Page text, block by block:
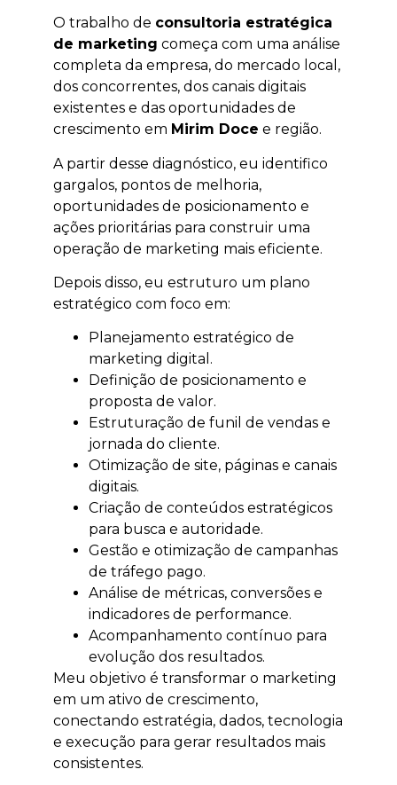
O trabalho de consultoria estratégica
de marketing começa com uma análise
completa da empresa, do mercado local,
dos concorrentes, dos canais digitais
existentes e das oportunidades de
crescimento em Mirim Doce e região.
A partir desse diagnóstico, eu identifico
gargalos, pontos de melhoria,
oportunidades de posicionamento e
ações prioritárias para construir uma
operação de marketing mais eficiente.
Depois disso, eu estruturo um plano
estratégico com foco em:
Planejamento estratégico de
marketing digital.
Definição de posicionamento e
proposta de valor.
Estruturação de funil de vendas e
jornada do cliente.
Otimização de site, páginas e canais
digitais.
Criação de conteúdos estratégicos
para busca e autoridade.
Gestão e otimização de campanhas
de tráfego pago.
Análise de métricas, conversões e
indicadores de performance.
Acompanhamento contínuo para
evolução dos resultados.
Meu objetivo é transformar o marketing
em um ativo de crescimento,
conectando estratégia, dados, tecnologia
e execução para gerar resultados mais
consistentes.